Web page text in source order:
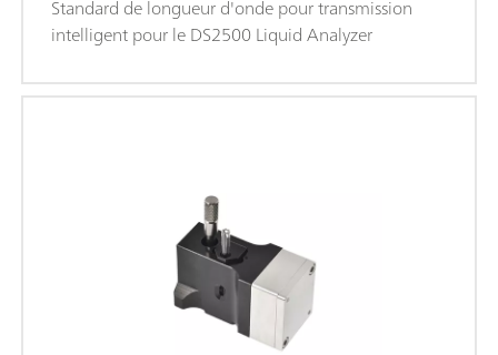
Standard de longueur d'onde pour transmission
intelligent pour le DS2500 Liquid Analyzer